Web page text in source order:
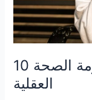
10 طرق للمساعدة في أزمة الصحة
العقلية